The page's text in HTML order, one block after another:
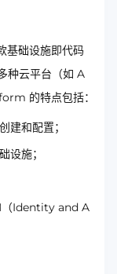
础设施即代码
种云平台（如 A
的特点包括：
建和配置；
设施；
（Identity and A